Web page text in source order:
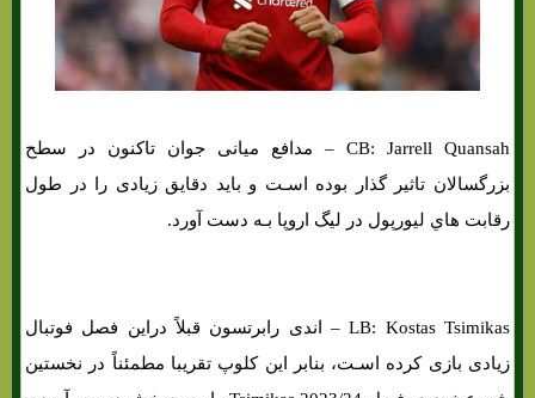
CB: Jarrell Quansah – مدافع میانی جوان تاکنون در سطح
بزرگسالان تاثیر گذار بوده اسـت و باید دقایق زیادی را در طول
رقابت هاي‌ لیورپول در لیگ اروپا بـه دست آورد.
LB: Kostas Tsimikas – اندی رابرتسون قبلاً دراین فصل فوتبال
زیادی بازی کرده اسـت، بنابر این کلوپ تقریبا مطمئناً در نخستین